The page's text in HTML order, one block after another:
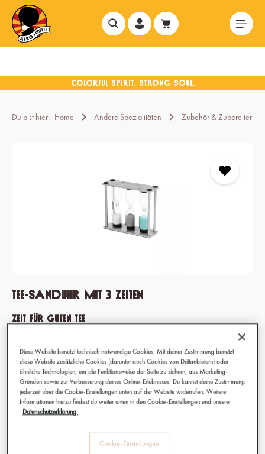
springen
Du bist hier: Home Andere Spezialitäten Zubehör & Zubereiter
Tee-Sanduhr mit 3 Zeiten
Zeit für guten Tee
starken Tee – oder herrlich analoger Frühstücksei-Countdown.
Eine Tee-Sanduhr, die Tee nie wieder bitter werden lässt.
15,90 €
Sofort verfügbar, Lieferzeit: 1-3 Tage
Diese Website benutzt technisch notwendige Cookies. Mit deiner Zustimmung benutzt
diese Website zusätzliche Cookies (darunter auch Cookies von Drittanbietern) oder
ähnliche Technologien, um die Funktionsweise der Seite zu sichern, aus Marketing-
Gründen sowie zur Verbesserung deines Online-Erlebnisses. Du kannst deine Zustimmung
jederzeit über die Cookie-Einstellungen unten auf der Website widerrufen. Weitere
Informationen hierzu findest du weiter unten in den Cookie-Einstellungen und unserer
Datenschutzerklärung.
Cookie-Einstellungen